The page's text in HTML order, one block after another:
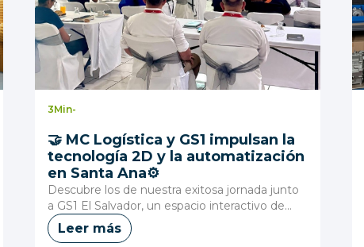
3Min-
🤝 MC Logística y GS1 impulsan la
tecnología 2D y la automatización
en Santa Ana⚙️
Descubre los de nuestra exitosa jornada junto
a GS1 El Salvador, un espacio interactivo de...
Leer más